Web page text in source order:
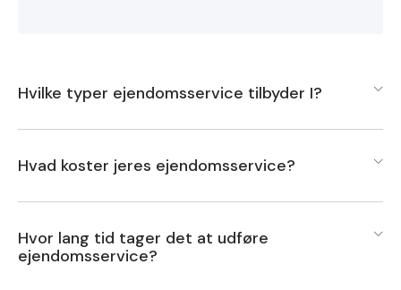
Hvilke typer ejendomsservice tilbyder I?
er designet til at imødekomme forskellige behov for
Vores tjenester omfatter blandt andet rengøring af
Hvad koster jeres ejendomsservice?
en række faktorer, herunder ejendommens størrelse,
beliggenhed og de specifikke tjenester, der ønskes. Vi
Hvor lang tid tager det at udføre
ejendomsservice?